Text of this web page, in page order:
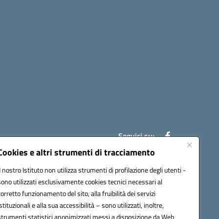
e altri strumenti di tracciamento
nostro Istituto non utilizza strumenti di profilazione degli utenti -
utilizzati esclusivamente cookies tecnici necessari al
funzionamento del sito, alla fruibilità dei servizi
e alla sua accessibilità – sono utilizzati, inoltre,
statistici anonimizzati messi a disposizione da Web
Seguici su: